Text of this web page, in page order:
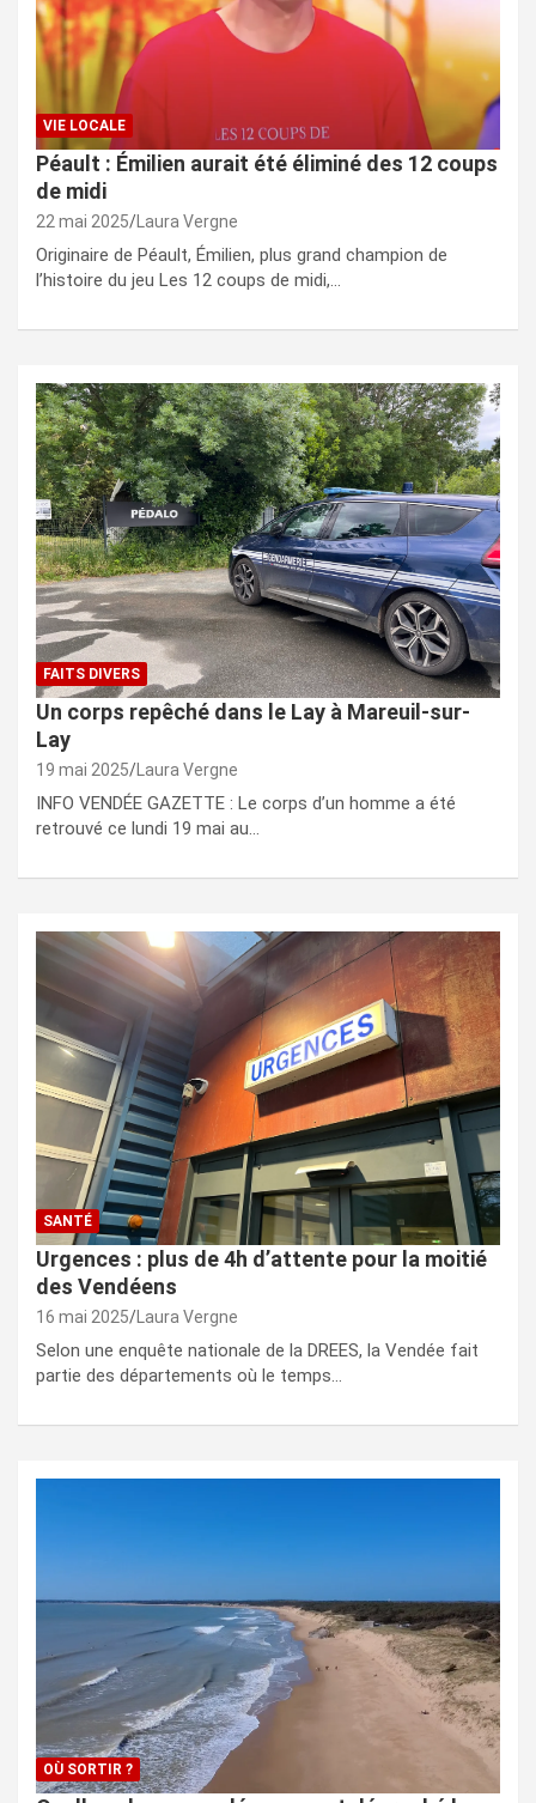
VIE LOCALE
Péault : Émilien aurait été éliminé des 12 coups
de midi
22 mai 2025 Laura Vergne
Originaire de Péault, Émilien, plus grand champion de
l’histoire du jeu Les 12 coups de midi,…
FAITS DIVERS
Un corps repêché dans le Lay à Mareuil-sur-
Lay
19 mai 2025 Laura Vergne
INFO VENDÉE GAZETTE : Le corps d’un homme a été
retrouvé ce lundi 19 mai au…
SANTÉ
Urgences : plus de 4h d’attente pour la moitié
des Vendéens
16 mai 2025 Laura Vergne
Selon une enquête nationale de la DREES, la Vendée fait
partie des départements où le temps…
OÙ SORTIR ?